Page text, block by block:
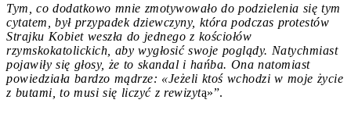
Tym, co dodatkowo mnie zmotywowało do podzielenia się tym
cytatem, był przypadek dziewczyny, która podczas protestów
Strajku Kobiet weszła do jednego z kościołów
rzymskokatolickich, aby wygłosić swoje poglądy. Natychmiast
pojawiły się głosy, że to skandal i hańba. Ona natomiast
powiedziała bardzo mądrze: «Jeżeli ktoś wchodzi w moje życie
z butami, to musi się liczyć z rewizytą»”.